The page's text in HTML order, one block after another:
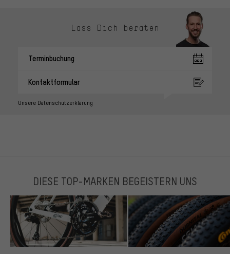
Lass Dich beraten
Terminbuchung
Kontaktformular
Unsere Datenschutzerklärung
DIESE TOP-MARKEN BEGEISTERN UNS